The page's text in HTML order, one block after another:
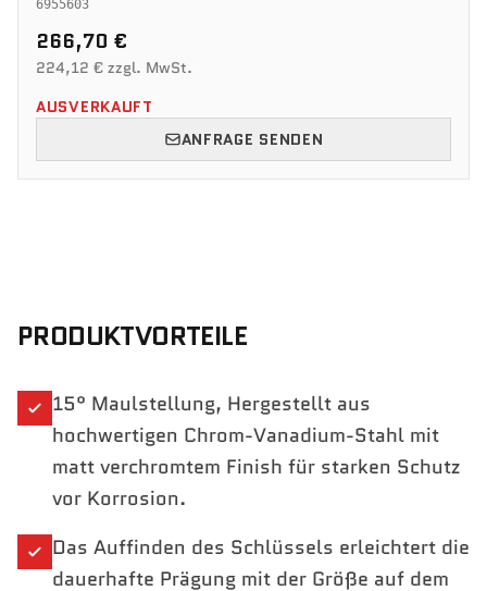
6955603
266,70 €
224,12 € zzgl. MwSt.
AUSVERKAUFT
ANFRAGE SENDEN
PRODUKTVORTEILE
15° Maulstellung, Hergestellt aus
hochwertigen Chrom-Vanadium-Stahl mit
matt verchromtem Finish für starken Schutz
vor Korrosion.
Das Auffinden des Schlüssels erleichtert die
dauerhafte Prägung mit der Größe auf dem